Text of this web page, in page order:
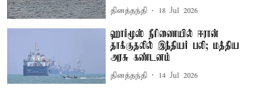
தினத்தந்தி 18 Jul 2026
ஹார்மூஸ் நீரிணையில் ஈரான்
தாக்குதலில் இந்தியர் பலி; மத்திய
அரசு கண்டனம்
தினத்தந்தி 14 Jul 2026